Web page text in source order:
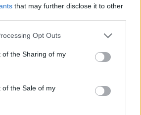
that may further disclose it to other
Opt Outs
of the Sharing of my
of the Sale of my
archívuma
archívuma